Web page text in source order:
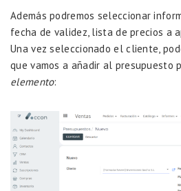
Además podremos seleccionar
fecha de validez, lista de precios a
Una vez seleccionado el cliente,
que vamos a añadir al presupuesto
elemento: